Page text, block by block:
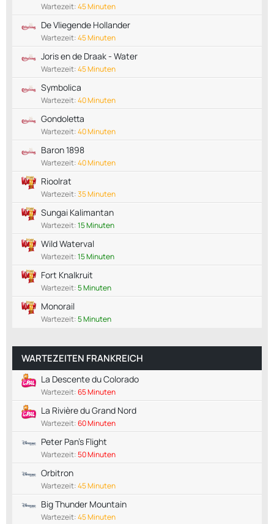
Wartezeit:45 Minuten
De Vliegende Hollander
Wartezeit:45 Minuten
Joris en de Draak - Water
Wartezeit:45 Minuten
Symbolica
Wartezeit:40 Minuten
Gondoletta
Wartezeit:40 Minuten
Baron 1898
Wartezeit:40 Minuten
Rioolrat
Wartezeit:35 Minuten
Sungai Kalimantan
Wartezeit:15 Minuten
Wild Waterval
Wartezeit:15 Minuten
Fort Knalkruit
Wartezeit:5 Minuten
Monorail
Wartezeit:5 Minuten
WARTEZEITEN FRANKREICH
La Descente du Colorado
Wartezeit:65 Minuten
La Rivière du Grand Nord
Wartezeit:60 Minuten
Peter Pan's Flight
Wartezeit:50 Minuten
Orbitron
Wartezeit:45 Minuten
Big Thunder Mountain
Wartezeit:45 Minuten